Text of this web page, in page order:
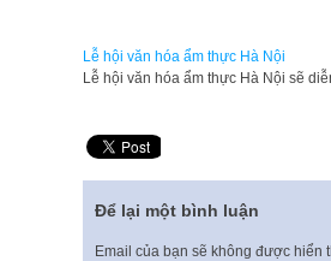
Lễ hội văn hóa ẩm thực Hà Nội
Lễ hội văn hóa ẩm thực Hà Nội sẽ
Để lại một bình luận
Email của bạn sẽ không được hiển